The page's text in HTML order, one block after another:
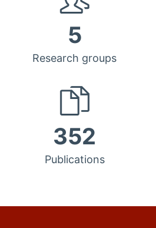
5
Research groups
352
Publications